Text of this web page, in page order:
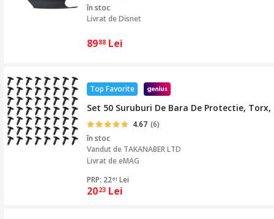
în stoc
Livrat deDisnet
8988 Lei
Top Favorite
Set 50 Suruburi De Bara De Protectie,
4.67 (6)
în stoc
Vandut de TAKANABER LTD
Livrat de eMAG
PRP: 2261 Lei
2023 Lei